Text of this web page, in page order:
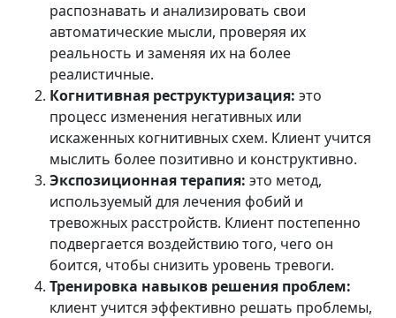
распознавать и анализировать свои
автоматические мысли, проверяя их
реальность и заменяя их на более
реалистичные.
Когнитивная реструктуризация: это
процесс изменения негативных или
искаженных когнитивных схем. Клиент учится
мыслить более позитивно и конструктивно.
Экспозиционная терапия: это метод,
используемый для лечения фобий и
тревожных расстройств. Клиент постепенно
подвергается воздействию того, чего он
боится, чтобы снизить уровень тревоги.
Тренировка навыков решения проблем:
клиент учится эффективно решать проблемы,